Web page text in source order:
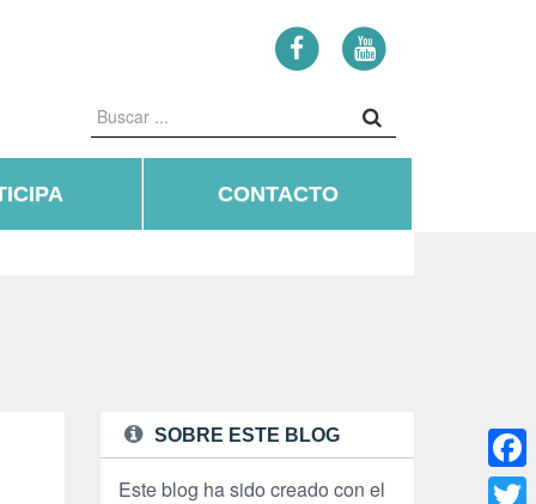
CONTACTO
SOBRE ESTE BLOG
Este blog ha sido creado con el